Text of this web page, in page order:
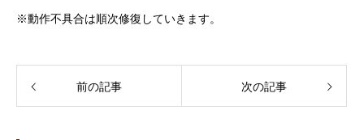
※動作不具合は順次修復していきます。
前の記事 次の記事